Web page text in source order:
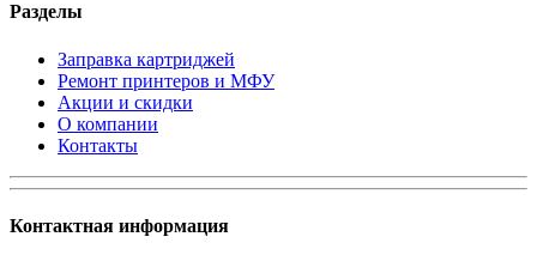
Разделы
Заправка картриджей
Ремонт принтеров и МФУ
Акции и скидки
О компании
Контакты
Контактная информация